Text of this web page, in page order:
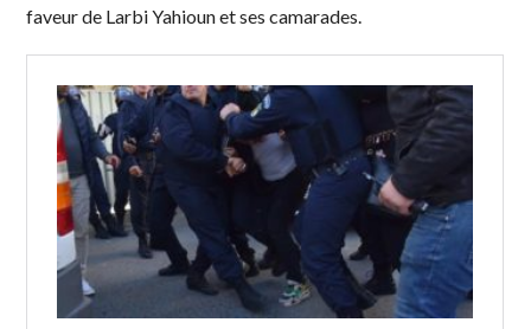
faveur de Larbi Yahioun et ses camarades.